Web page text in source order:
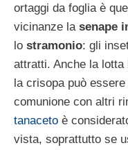
ortaggi da foglia è
vicinanze la senape
lo stramonio: gli
attratti. Anche la
la crisopa può
comunione con altri
tanaceto è
vista, soprattutto se